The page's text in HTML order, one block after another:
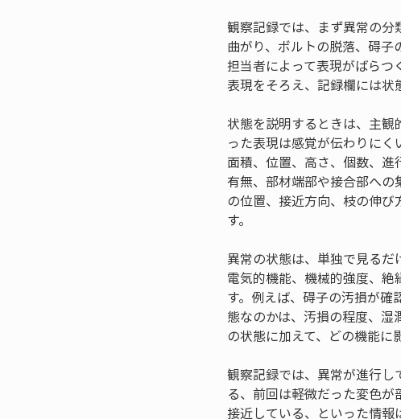
観察記録では、まず異常の
曲がり、ボルトの脱落、碍子
担当者によって表現がばらつ
表現をそろえ、記録欄には状
状態を説明するときは、主
った表現は感覚が伝わりにく
面積、位置、高さ、個数、
有無、部材端部や接合部へ
の位置、接近方向、枝の伸
す。
異常の状態は、単独で見るだ
電気的機能、機械的強度、
す。例えば、碍子の汚損が
態なのかは、汚損の程度、
の状態に加えて、どの機能に
観察記録では、異常が進行し
る、前回は軽微だった変色
接近している、といった情